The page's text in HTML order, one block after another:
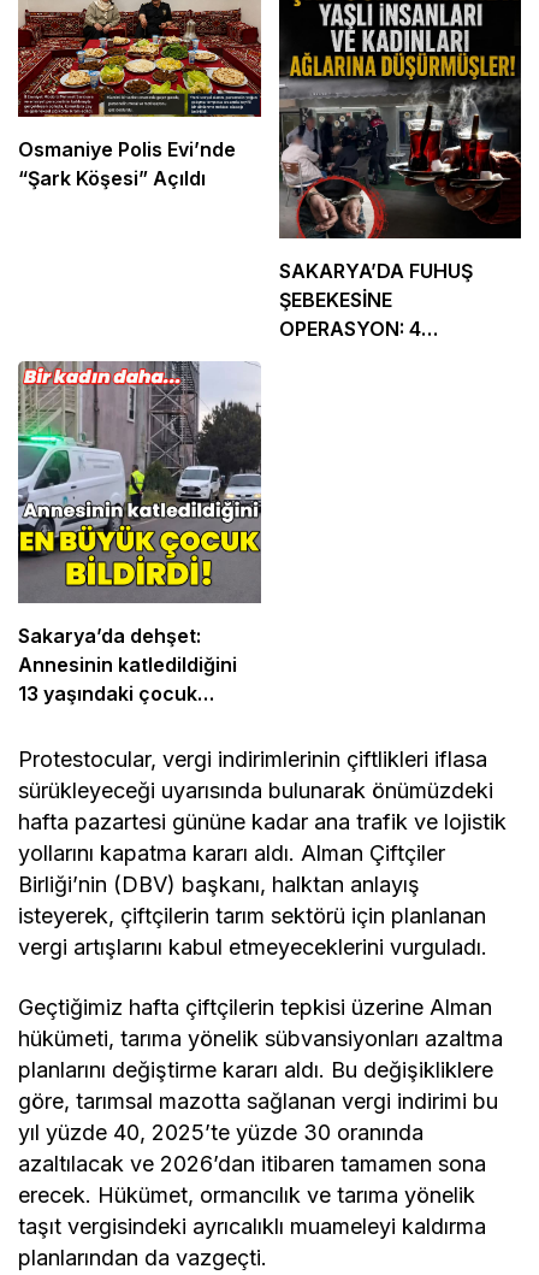
Osmaniye Polis Evi’nde
“Şark Köşesi” Açıldı
SAKARYA’DA FUHUŞ
ŞEBEKESİNE
OPERASYON: 4
Sakarya’da dehşet:
Annesinin katledildiğini
13 yaşındaki çocuk
Protestocular, vergi indirimlerinin çiftlikleri iflasa
sürükleyeceği uyarısında bulunarak önümüzdeki
hafta pazartesi gününe kadar ana trafik ve lojistik
yollarını kapatma kararı aldı. Alman Çiftçiler
Birliği’nin (DBV) başkanı, halktan anlayış
isteyerek, çiftçilerin tarım sektörü için planlanan
vergi artışlarını kabul etmeyeceklerini vurguladı.
Geçtiğimiz hafta çiftçilerin tepkisi üzerine Alman
hükümeti, tarıma yönelik sübvansiyonları azaltma
planlarını değiştirme kararı aldı. Bu değişikliklere
göre, tarımsal mazotta sağlanan vergi indirimi bu
yıl yüzde 40, 2025’te yüzde 30 oranında
azaltılacak ve 2026’dan itibaren tamamen sona
erecek. Hükümet, ormancılık ve tarıma yönelik
taşıt vergisindeki ayrıcalıklı muameleyi kaldırma
planlarından da vazgeçti.